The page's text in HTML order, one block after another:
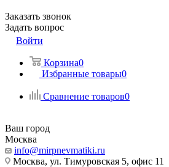
Заказать звонок
Задать вопрос
Войти
Корзина0
Избранные товары0
Сравнение товаров0
Ваш город
Москва
info@mirpnevmatiki.ru
Москва, ул. Тимуровская 5, офис 11